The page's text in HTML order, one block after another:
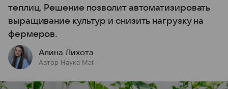
теплиц. Решение позволит автоматизировать
выращивание культур и снизить нагрузку на
фермеров.
Алина Лихота
Автор Наука Mail